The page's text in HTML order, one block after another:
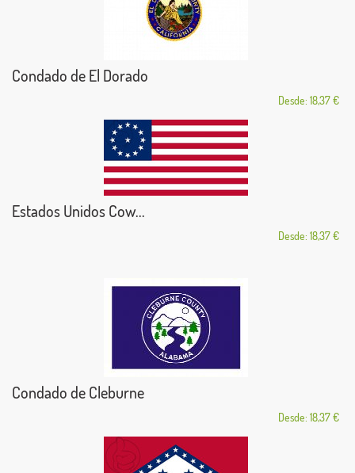
Condado de El Dorado
Desde: 18,37 €
Estados Unidos Cow...
Desde: 18,37 €
Condado de Cleburne
Desde: 18,37 €